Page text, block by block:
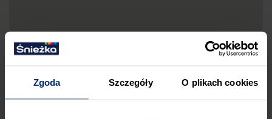
Zgoda Szczegóły O plikach cookies